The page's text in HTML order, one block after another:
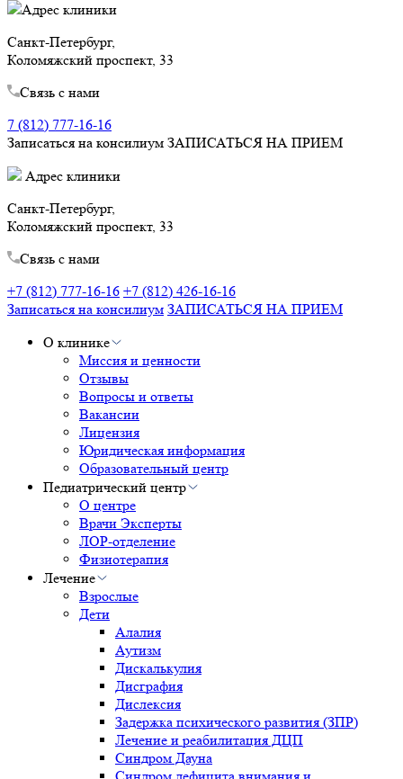
Адрес клиники
Санкт-Петербург,
Коломяжский проспект, 33
Связь с нами
7 (812) 777-16-16
Записаться на консилиум ЗАПИСАТЬСЯ НА ПРИЕМ
Адрес клиники
Санкт-Петербург,
Коломяжский проспект, 33
Связь с нами
+7 (812) 777-16-16 +7 (812) 426-16-16
Записаться на консилиум ЗАПИСАТЬСЯ НА ПРИЕМ
О клинике
Миссия и ценности
Отзывы
Вопросы и ответы
Вакансии
Лицензия
Юридическая информация
Образовательный центр
Педиатрический центр
О центре
Врачи Эксперты
ЛОР-отделение
Физиотерапия
Лечение
Взрослые
Дети
Алалия
Аутизм
Дискалькулия
Дисграфия
Дислексия
Задержка психического развития (ЗПР)
Лечение и реабилитация ДЦП
Синдром Дауна